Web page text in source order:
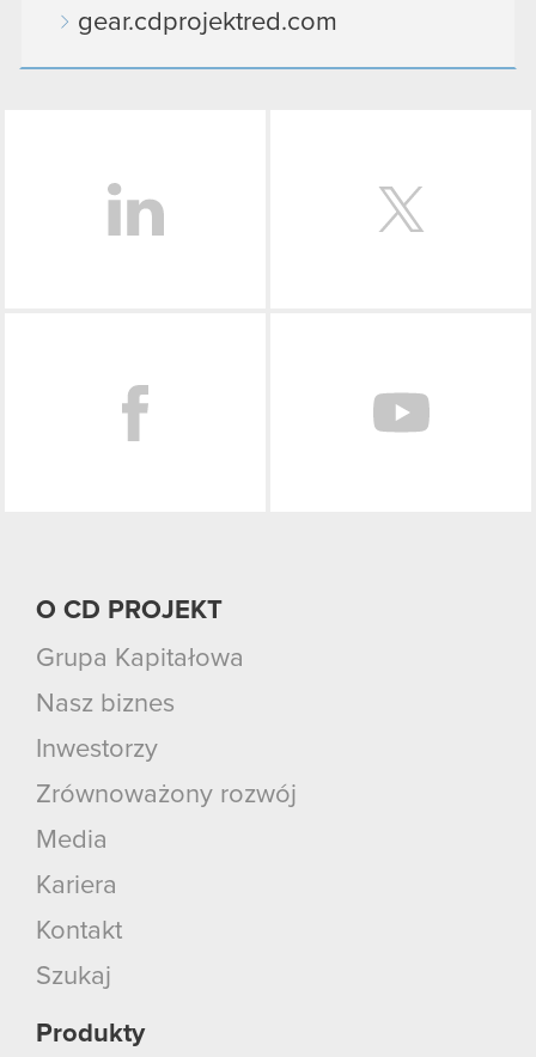
gear.cdprojektred.com
O CD PROJEKT
Grupa Kapitałowa
Nasz biznes
Inwestorzy
Zrównoważony rozwój
Media
Kariera
Kontakt
Szukaj
Produkty